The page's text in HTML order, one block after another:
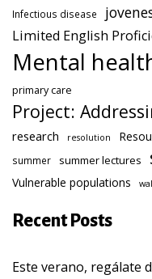
Infectious disease
Limited English
Mental
primary care
Project:
research resolution
summer summer lectures
Vulnerable populations
Recent Posts
Este verano, regálate